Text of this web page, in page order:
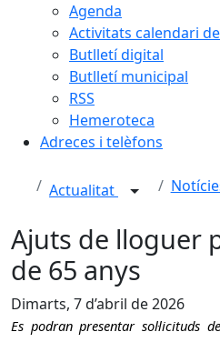
Agenda
Activitats calendari
Butlletí digital
Butlletí municipal
RSS
Hemeroteca
Adreces i telèfons
Actualitat
Ajuts de lloguer
de 65 anys
Dimarts, 7 d’abril de 2026
Es podran presentar sol·licituds